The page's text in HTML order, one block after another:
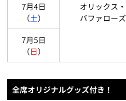
オリックス・
バファローズ
7月4日
（土）
7月5日
（日）
全席オリジナルグッズ付き！